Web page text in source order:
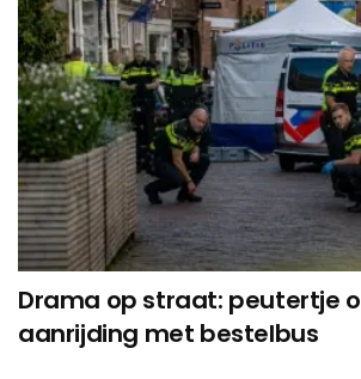
Drama op straat: peutertje
aanrijding met bestelbus